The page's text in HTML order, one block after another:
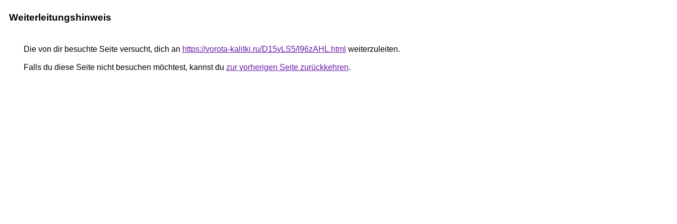
Weiterleitungshinweis
Die von dir besuchte Seite versucht, dich an https://vorota-kalitki.ru/D15vLS5/I96zAHL.html weiterzuleiten.
Falls du diese Seite nicht besuchen möchtest, kannst du zur vorherigen Seite zurückkehren.